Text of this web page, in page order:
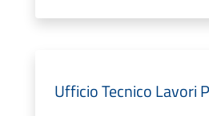
Ufficio Tecnico Lavori